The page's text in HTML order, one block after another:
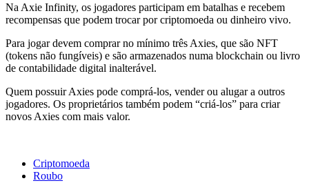
Na Axie Infinity, os jogadores participam em batalhas e recebem
recompensas que podem trocar por criptomoeda ou dinheiro vivo.
Para jogar devem comprar no mínimo três Axies, que são NFT
(tokens não fungíveis) e são armazenados numa blockchain ou livro
de contabilidade digital inalterável.
Quem possuir Axies pode comprá-los, vender ou alugar a outros
jogadores. Os proprietários também podem “criá-los” para criar
novos Axies com mais valor.
Criptomoeda
Roubo